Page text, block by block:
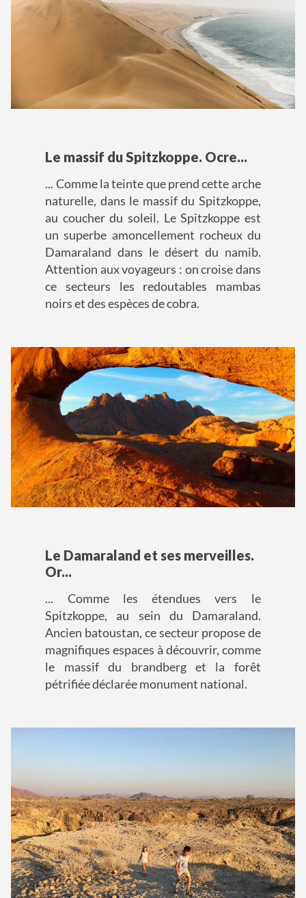
Le massif du Spitzkoppe. Ocre...
... Comme la teinte que prend cette arche
naturelle, dans le massif du Spitzkoppe,
au coucher du soleil. Le Spitzkoppe est
un superbe amoncellement rocheux du
Damaraland dans le désert du namib.
Attention aux voyageurs : on croise dans
ce secteurs les redoutables mambas
noirs et des espèces de cobra.
Le Damaraland et ses merveilles.
Or...
... Comme les étendues vers le
Spitzkoppe, au sein du Damaraland.
Ancien batoustan, ce secteur propose de
magnifiques espaces à découvrir, comme
le massif du brandberg et la forêt
pétrifiée déclarée monument national.